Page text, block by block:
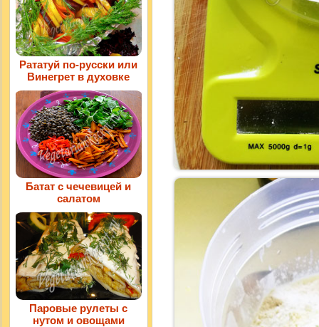
Рататуй по-русски или
Винегрет в духовке
Батат с чечевицей и
салатом
Паровые рулеты с
нутом и овощами